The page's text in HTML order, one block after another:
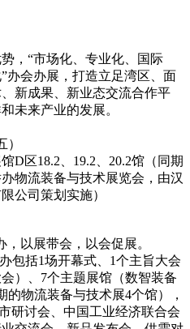
，“市场化、专业化、国际
办会办展，打造立足湾区、面
新成果、新业态交流合作平
未来产业的发展。
D区18.2、19.2、20.2馆（同期
物流装备与技术展览会，由汉
公司策划实施）
以展带会，以会促展。
包括1场开幕式、1个主旨大会
）、7个主题展馆（数智装备
物流装备与技术展4个馆），
研讨会、中国工业经济联合会